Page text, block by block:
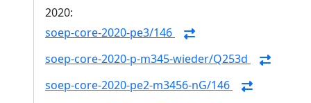
2020:
soep-core-2020-pe3/146
soep-core-2020-p-m345-wieder/Q253d
soep-core-2020-pe2-m3456-nG/146